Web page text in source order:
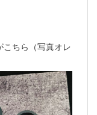
ちら（写真オレ